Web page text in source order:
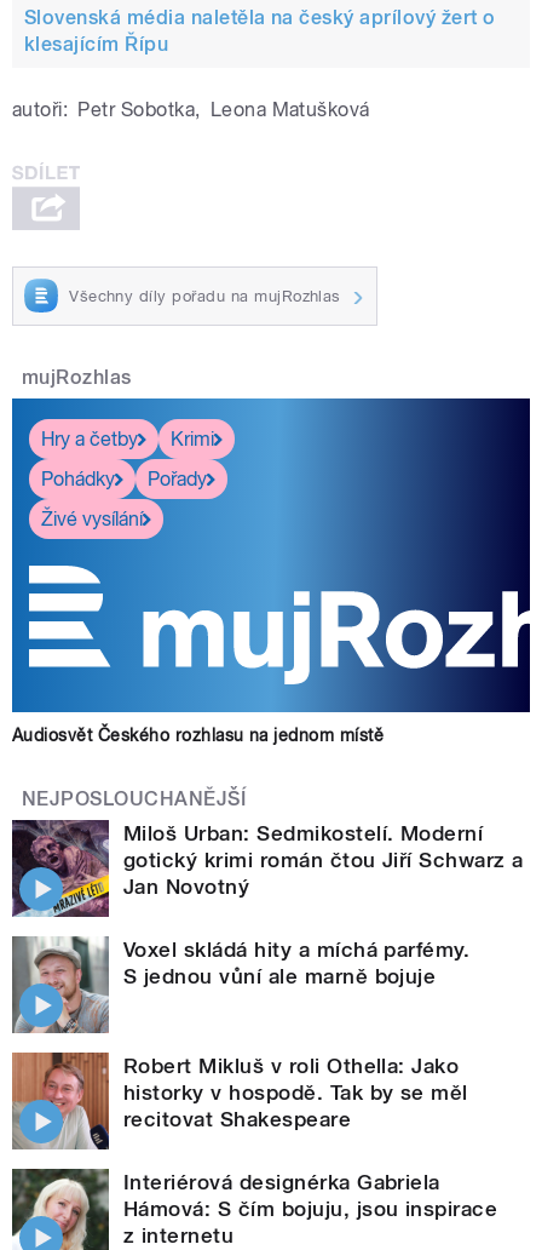
Slovenská média naletěla na český aprílový žert o
klesajícím Řípu
autoři: Petr Sobotka, Leona Matušková
Všechny díly pořadu na mujRozhlas
mujRozhlas
Hry a četby
Krimi
Pohádky
Pořady
Živé vysílání
Audiosvět Českého rozhlasu na jednom místě
NEJPOSLOUCHANĚJŠÍ
Miloš Urban: Sedmikostelí. Moderní
gotický krimi román čtou Jiří Schwarz a
Jan Novotný
Voxel skládá hity a míchá parfémy.
S jednou vůní ale marně bojuje
Robert Mikluš v roli Othella: Jako
historky v hospodě. Tak by se měl
recitovat Shakespeare
Interiérová designérka Gabriela
Hámová: S čím bojuju, jsou inspirace
z internetu